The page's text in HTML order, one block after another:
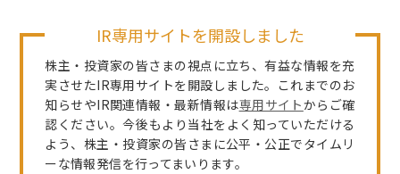
IR専用サイトを開設しました
株主・投資家の皆さまの視点に立ち、有益な情報を充
実させたIR専用サイトを開設しました。これまでのお
知らせやIR関連情報・最新情報は専用サイトからご確
認ください。今後もより当社をよく知っていただける
よう、株主・投資家の皆さまに公平・公正でタイムリ
ーな情報発信を行ってまいります。